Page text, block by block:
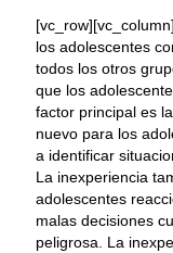
los adolescentes
todos los otros
que los
factor principal es
nuevo para los
a identificar
La inexperiencia
adolescentes
malas decisiones
peligrosa. La